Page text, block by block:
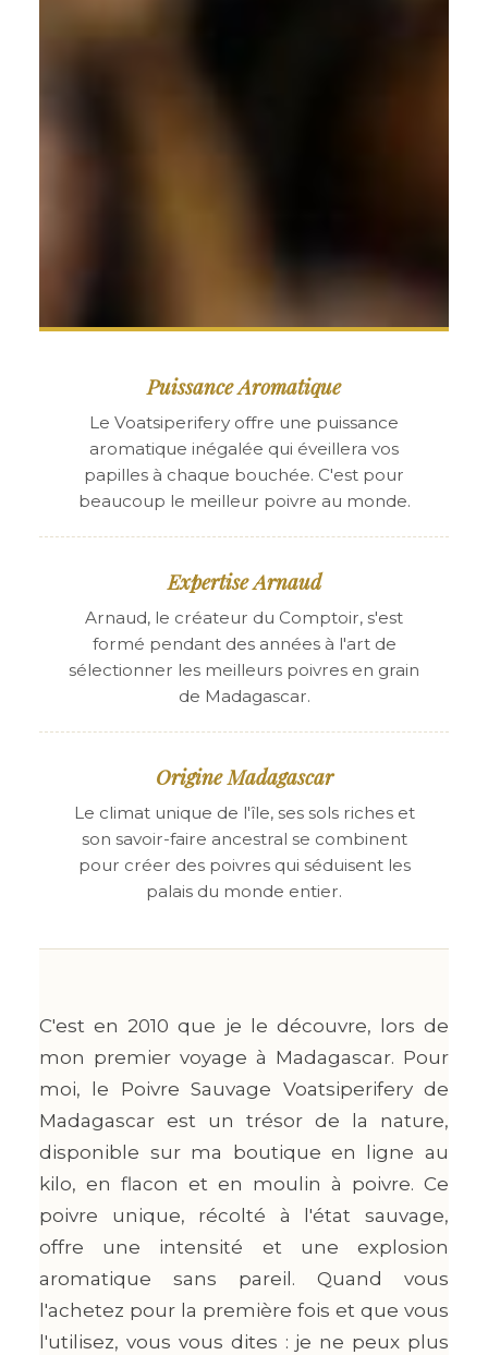
Puissance Aromatique
Le Voatsiperifery offre une puissance
aromatique inégalée qui éveillera vos
papilles à chaque bouchée. C'est pour
beaucoup le meilleur poivre au monde.
Expertise Arnaud
Arnaud, le créateur du Comptoir, s'est
formé pendant des années à l'art de
sélectionner les meilleurs poivres en grain
de Madagascar.
Origine Madagascar
Le climat unique de l'île, ses sols riches et
son savoir-faire ancestral se combinent
pour créer des poivres qui séduisent les
palais du monde entier.
C'est en 2010 que je le découvre, lors de
mon premier voyage à Madagascar. Pour
moi, le Poivre Sauvage Voatsiperifery de
Madagascar est un trésor de la nature,
disponible sur ma boutique en ligne au
kilo, en flacon et en moulin à poivre. Ce
poivre unique, récolté à l'état sauvage,
offre une intensité et une explosion
aromatique sans pareil. Quand vous
l'achetez pour la première fois et que vous
l'utilisez, vous vous dites : je ne peux plus